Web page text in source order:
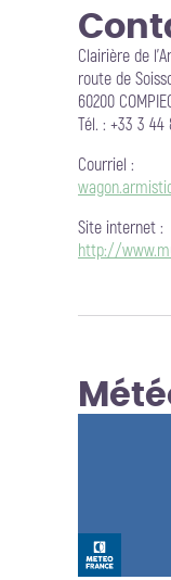
Clairière de
route de
60200
Tél. : +33 3 44
Courriel :
Site internet :
http://